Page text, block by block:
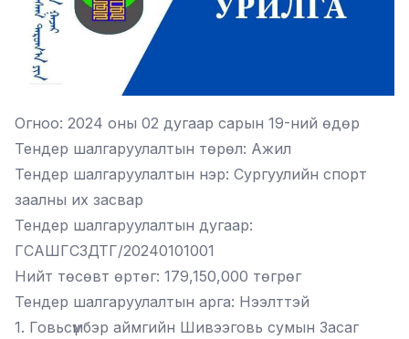
Огноо: 2024 оны 02 дугаар сарын 19-ний өдөр
Тендер шалгаруулалтын төрөл: Ажил
Тендер шалгаруулалтын нэр: Сургуулийн спорт
заалны их засвар
Тендер шалгаруулалтын дугаар:
ГСАШГСЗДТГ/20240101001
Нийт төсөвт өртөг: 179,150,000 төгрөг
Тендер шалгаруулалтын арга: Нээлттэй
1. Говьсүмбэр аймгийн Шивээговь сумын Засаг